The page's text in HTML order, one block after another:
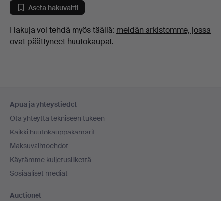
Aseta hakuvahti
Hakuja voi tehdä myös täällä: meidän arkistomme, jossa
ovat päättyneet huutokaupat.
Apua ja yhteystiedot
Ota yhteyttä tekniseen tukeen
Kaikki huutokauppakamarit
Maksuvaihtoehdot
Käytämme kuljetusliikettä
Sosiaaliset mediat
Auctionet